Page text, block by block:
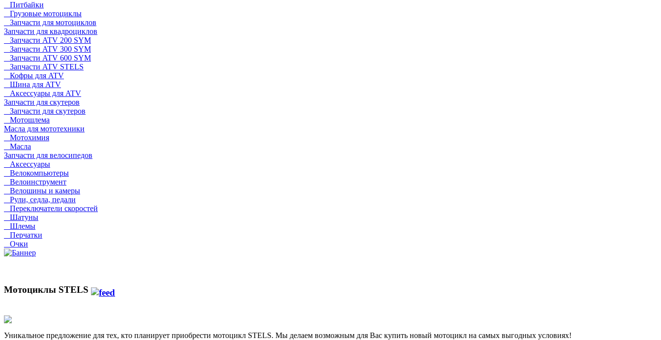
Питбайки
Грузовые мотоциклы
Запчасти для мотоциклов
Запчасти для квадроциклов
Запчасти ATV 200 SYM
Запчасти ATV 300 SYM
Запчасти ATV 600 SYM
Запчасти ATV STELS
Кофры для ATV
Шина для ATV
Аксессуары для ATV
Запчасти для скутеров
Запчасти для скутеров
Мотошлема
Масла для мототехники
Мотохимия
Масла
Запчасти для велосипедов
Аксессуары
Велокомпьютеры
Велоинструмент
Велошины и камеры
Рули, седла, педали
Переключатели скоростей
Шатуны
Шлемы
Перчатки
Очки
Мотоциклы STELS
Уникальное предложение для тех, кто планирует приобрести мотоцикл STELS. Мы делаем возможным для Вас купить новый мотоцикл на самых выгодных условиях!